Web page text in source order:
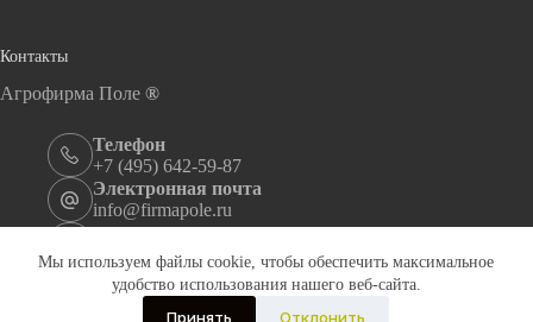
Мы используем файлы cookie, чтобы обеспечить максимальное
удобство использования нашего веб-сайта.
Принять Отклонить
Контакты
Агрофирма Поле ®
Телефон
+7 (495) 642-59-87
Электронная почта
info@firmapole.ru
Адрес
ул. Андрея Дементьева, 39, Тверь, 170100
Информация, размещённая на сайте firmapole.ruне
является публичной офертой